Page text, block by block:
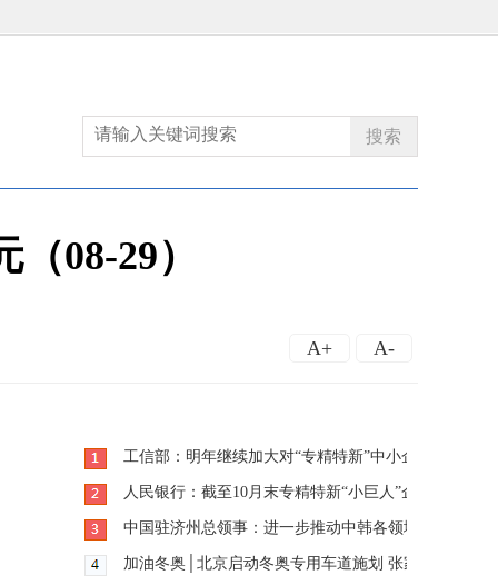
搜索
08-29）
A+ A-
工信部：明年继续加大对“专精特新”中小企业培育力度
人民银行：截至10月末专精特新“小巨人”企业整体获
中国驻济州总领事：进一步推动中韩各领域各地区交
加油冬奥│北京启动冬奥专用车道施划 张家口赛区测